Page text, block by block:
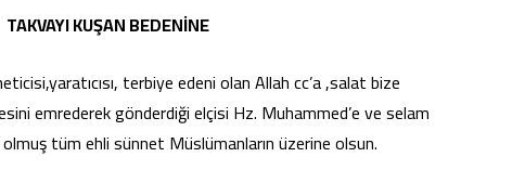
TAKVAYI KUŞAN BEDENİNE
terbiye edeni olan Allah cc’a ,salat bize
emrederek gönderdiği elçisi Hz. Muhammed’e ve selam
tüm ehli sünnet Müslümanların üzerine olsun.